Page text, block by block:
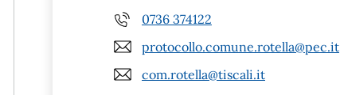
0736 374122
protocollo.comune.rotella@pec.it
com.rotella@tiscali.it